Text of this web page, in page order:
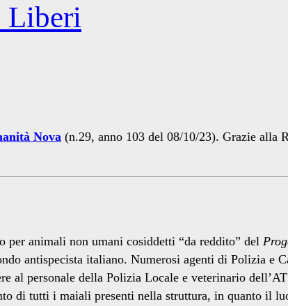
Liberi
Nova (n.29, anno 103 del 08/10/23). Grazie alla
animali non umani cosiddetti “da reddito” del
antispecista italiano. Numerosi agenti di Polizia e
al personale della Polizia Locale e veterinario
di tutti i maiali presenti nella struttura, in quanto il